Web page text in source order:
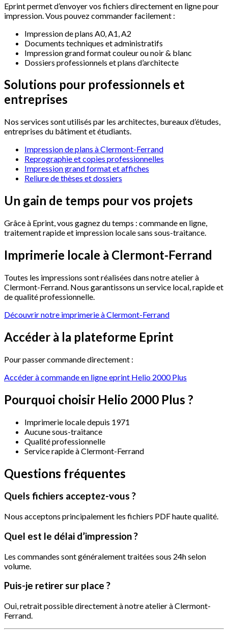
Eprint permet d’envoyer vos fichiers directement en ligne pour
impression. Vous pouvez commander facilement :
Impression de plans A0, A1, A2
Documents techniques et administratifs
Impression grand format couleur ou noir & blanc
Dossiers professionnels et plans d’architecte
Solutions pour professionnels et
entreprises
Nos services sont utilisés par les architectes, bureaux d’études,
entreprises du bâtiment et étudiants.
Impression de plans à Clermont-Ferrand
Reprographie et copies professionnelles
Impression grand format et affiches
Reliure de thèses et dossiers
Un gain de temps pourvos projets
Grâce à Eprint, vous gagnez du temps : commande en ligne,
traitement rapide et impression locale sans sous-traitance.
Imprimerie locale à Clermont-Ferrand
Toutes les impressions sont réalisées dans notre atelier à
Clermont-Ferrand. Nous garantissons un service local, rapide et
de qualité professionnelle.
Découvrir notre imprimerie à Clermont-Ferrand
Accéder à la plateforme Eprint
Pour passer commande directement :
Accéder à commande en ligne eprint Helio 2000 Plus
Pourquoi choisir Helio 2000 Plus ?
Imprimerie locale depuis 1971
Aucune sous-traitance
Qualité professionnelle
Service rapide à Clermont-Ferrand
Questions fréquentes
Quels fichiers acceptez-vous ?
Nous acceptons principalement les fichiers PDF haute qualité.
Quel est le délai d’impression?
Les commandes sont généralement traitées sous 24h selon
volume.
Puis-je retirersur place ?
Oui, retrait possible directement à notre atelier à Clermont-
Ferrand.